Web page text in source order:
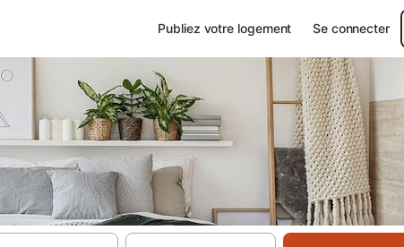
Publiez votre logement Se connecter